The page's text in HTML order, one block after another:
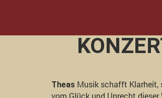
Theas Musik schafft Klarheit,
vom Glück und Unrecht dieser